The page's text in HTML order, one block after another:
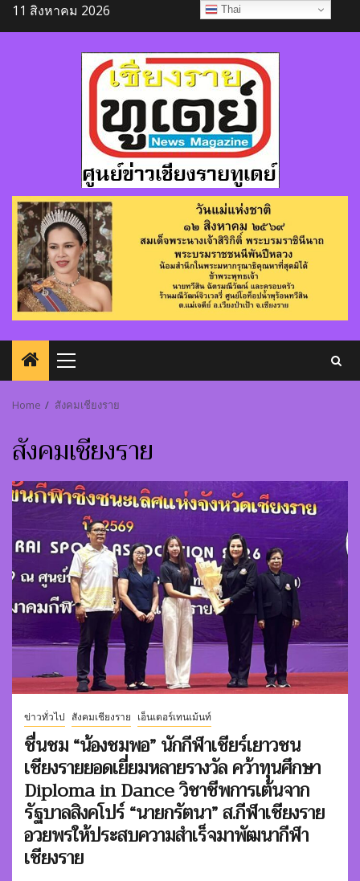
Skip
to
11 สิงหาคม 2026
Primary
Home สังคมเชียงราย
สังคมเชียงราย
ข่าวทั่วไป สังคมเชียงราย เอ็นเตอร์เทนเม้นท์
ชื่นชม “น้องชมพอ” นักกีฬาเชียร์เยาวชน
เชียงรายยอดเยี่ยมหลายรางวัล คว้าทุนศึกษา
Diploma in Dance วิชาชีพการเต้นจาก
รัฐบาลสิงคโปร์ “นายกรัตนา” ส.กีฬาเชียงราย
อวยพรให้ประสบความสำเร็จมาพัฒนากีฬา
เชียงราย
Thai